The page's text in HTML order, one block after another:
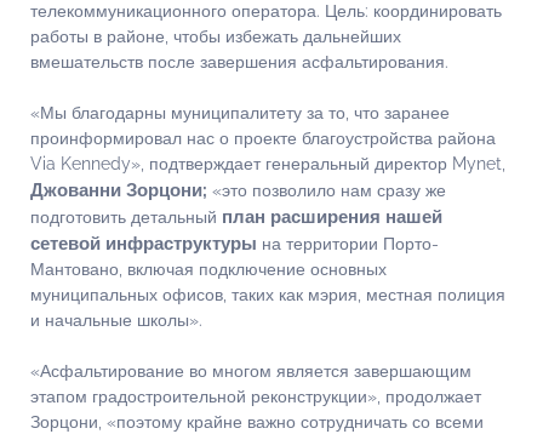
телекоммуникационного оператора. Цель: координировать
работы в районе, чтобы избежать дальнейших
вмешательств после завершения асфальтирования.
«Мы благодарны муниципалитету за то, что заранее
проинформировал нас о проекте благоустройства района
Via Kennedy», подтверждает генеральный директор Mynet,
Джованни Зорцони; «это позволило нам сразу же
подготовить детальный план расширения нашей
сетевой инфраструктуры на территории Порто-
Мантовано, включая подключение основных
муниципальных офисов, таких как мэрия, местная полиция
и начальные школы».
«Асфальтирование во многом является завершающим
этапом градостроительной реконструкции», продолжает
Зорцони, «поэтому крайне важно сотрудничать со всеми